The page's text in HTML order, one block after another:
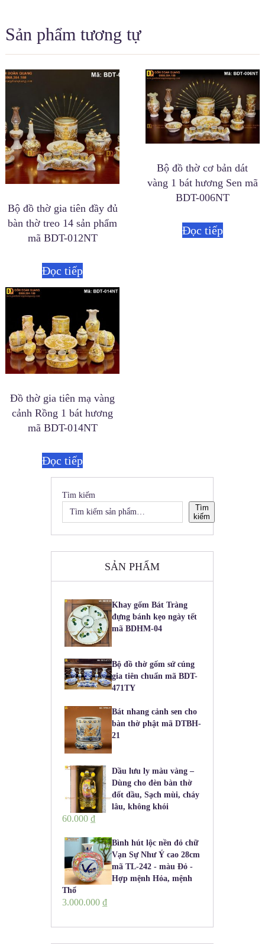
Sản phẩm tương tự
Bộ đồ thờ gia tiên đầy đủ
bàn thờ treo 14 sản phẩm
mã BDT-012NT
Đọc tiếp
Bộ đồ thờ cơ bản dát
vàng 1 bát hương Sen mã
BDT-006NT
Đọc tiếp
Đồ thờ gia tiên mạ vàng
cảnh Rồng 1 bát hương
mã BDT-014NT
Đọc tiếp
Tìm kiếm
Tìm
kiếm
SẢN PHẨM
Khay gốm Bát Tràng
đựng bánh kẹo ngày tết
mã BDHM-04
Bộ đồ thờ gốm sứ cúng
gia tiên chuẩn mã BDT-
471TY
Bát nhang cảnh sen cho
bàn thờ phật mã DTBH-
21
Dầu lưu ly màu vàng –
Dùng cho đèn bàn thờ
đốt dầu, Sạch mùi, cháy
lâu, không khói
60.000₫
Bình hút lộc nền đỏ chữ
Vạn Sự Như Ý cao 28cm
mã TL-242 - màu Đỏ -
Hợp mệnh Hỏa, mệnh
Thổ
3.000.000₫